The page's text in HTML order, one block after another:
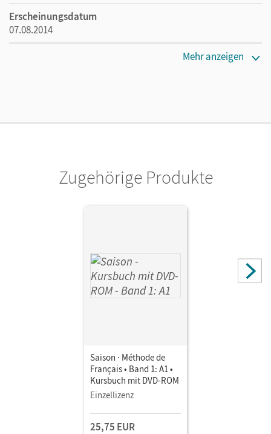
Erscheinungsdatum
07.08.2014
Mehr anzeigen
Zugehörige Produkte
Saison · Méthode de
Français • Band 1: A1 •
Kursbuch mit DVD-ROM
Einzellizenz
25,75 EUR